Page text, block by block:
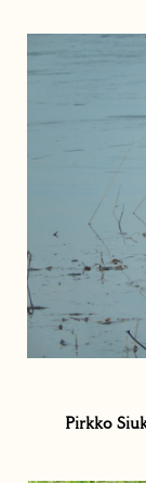
Pirkko